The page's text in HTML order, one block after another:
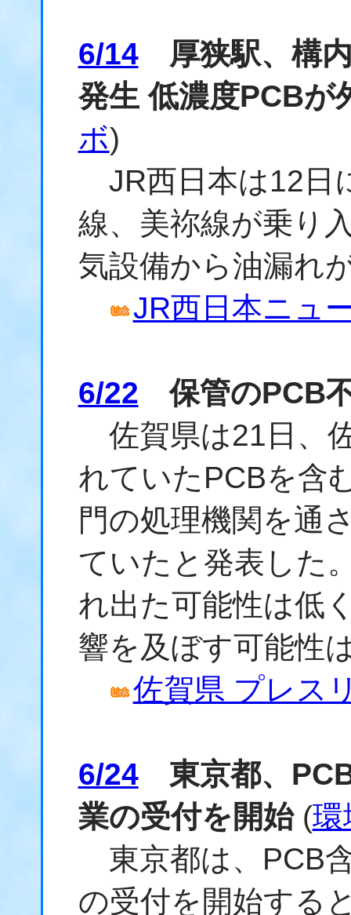
6/14厚狭駅、構内
発生 低濃度PCBが
ボ)
JR西日本は12日
線、美祢線が乗り
気設備から油漏れ
JR西日本ニュ
6/22 保管のPCB
佐賀県は21日、
れていたPCBを含
門の処理機関を通
ていたと発表した
れ出た可能性は低
響を及ぼす可能性
佐賀県 プレス
6/24東京都、PCB
業の受付を開始(環
東京都は、PCB
の受付を開始する